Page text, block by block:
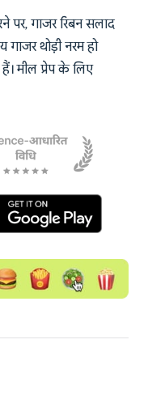
पर, गाजर रिबन सलाद
गाजर थोड़ी नरम हो
मील प्रेप के लिए